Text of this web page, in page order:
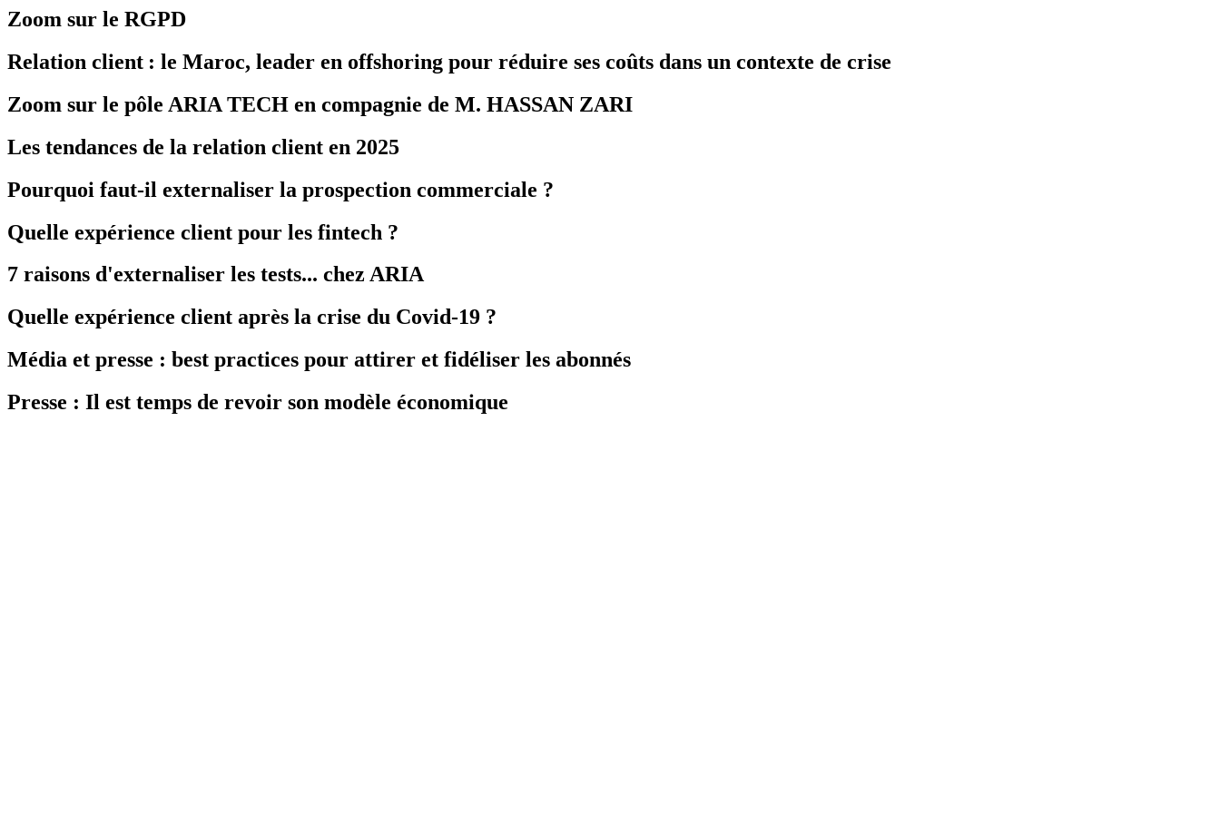
Zoom sur le RGPD
Relation client : le Maroc, leader en offshoring pour réduire ses coûts dans un contexte de crise
Zoom sur le pôle ARIA TECH en compagnie de M. HASSAN ZARI
Les tendances de la relation client en 2025
Pourquoi faut-il externaliser la prospection commerciale ?
Quelle expérience client pour les fintech ?
7 raisons d'externaliser les tests... chez ARIA
Quelle expérience client après la crise du Covid-19 ?
Média et presse : best practices pour attirer et fidéliser les abonnés
Presse : Il est temps de revoir son modèle économique